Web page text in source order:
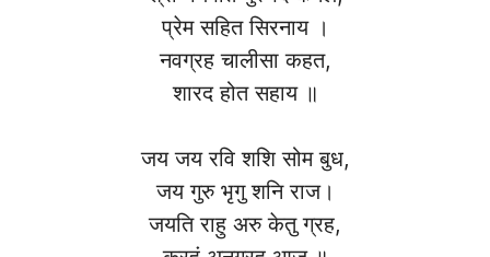
प्रेम सहित सिरनाय ।
नवग्रह चालीसा कहत,
शारद होत सहाय ॥
जय जय रवि शशि सोम बुध,
जय गुरु भृगु शनि राज।
जयति राहु अरु केतु ग्रह,